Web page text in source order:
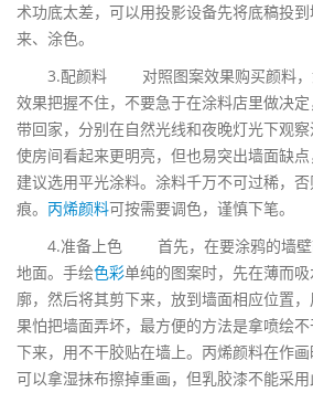
术功底太差，可以用投影设备先将底稿投
来、涂色。
3.配颜料 对照图案效果购买颜料，
效果把握不住，不要急于在涂料店里做决
带回家，分别在自然光线和夜晚灯光下观
使房间看起来更明亮，但也易突出墙面缺点
建议选用平光涂料。涂料千万不可过稀，
痕。 丙烯颜料可按需要调色，谨慎下笔
4.准备上色 首先，在要涂鸦的墙壁
地面。手绘色彩单纯的图案时，先在薄而
廓，然后将其剪下来，放到墙面相应位置
果怕把墙面弄坏，最方便的方法是拿喷绘
下来，用不干胶贴在墙上。丙烯颜料在作画
可以拿湿抹布擦掉重画，但乳胶漆不能